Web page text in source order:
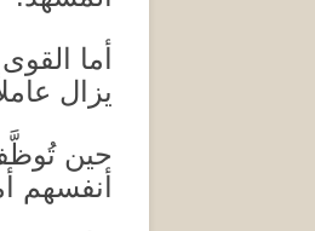
أما
يزال
حين
أنفسهم